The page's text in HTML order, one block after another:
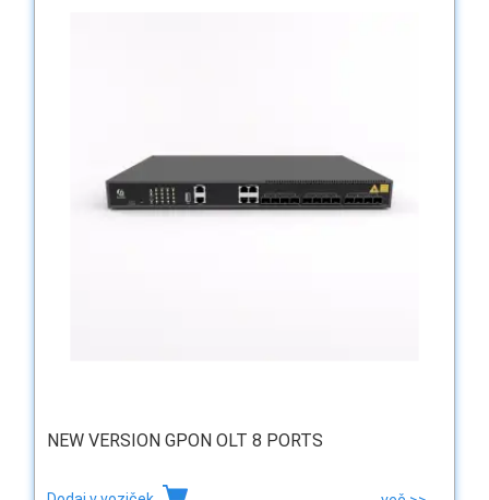
NEW VERSION GPON OLT 8 PORTS